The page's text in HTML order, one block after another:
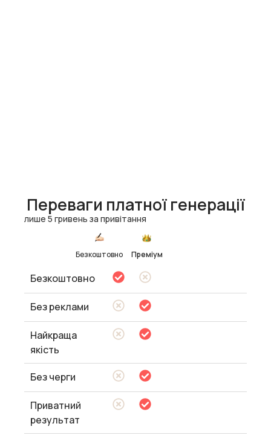
Переваги платної генерації
лише 5 гривень за привітання
Безкоштовно Преміум
Безкоштовно
Без реклами
Найкраща
якість
Без черги
Приватний
результат